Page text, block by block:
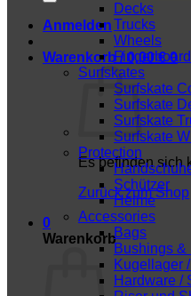
Anmelden
Warenkorb /0,00€ 0
Es befinden sich
Zurück zum Shop
0
Warenkorb
Decks
Trucks
Wheels
Surfskates
Surfskate
Surfskate
Surfskate
Surfskate
Protection
Schützer
Helme
Accessories
Bags
Bushings &
Kugellager
Hardware /